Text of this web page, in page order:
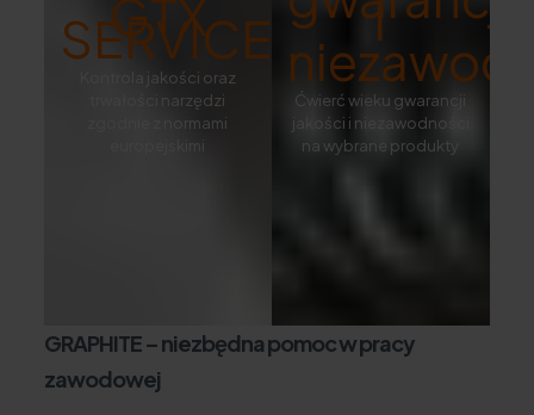
GTX
SERVICE
Kontrola jakości oraz
trwałości narzędzi
zgodnie z normami
europejskimi
i
Ćwierć wieku gwarancji
jakości i niezawodności
na wybrane produkty
GRAPHITE – niezbędna pomoc w pracy
zawodowej